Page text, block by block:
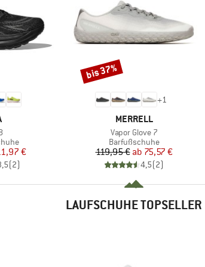
Preis
€
(2)
+1
MARKE
MERRELL
Artikel
Vapor Glove 7
Produktgruppe
Barfußschuhe
Preis
119,95 € reduzierter Preis
ab 75,57 €
4,5(2)
Rabatt
bis 37%
LAUFSCHUHE TOPSELLER